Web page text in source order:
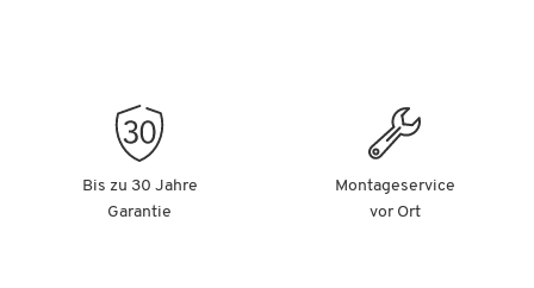
Bis zu 30 Jahre
Garantie
Montageservice
vor Ort